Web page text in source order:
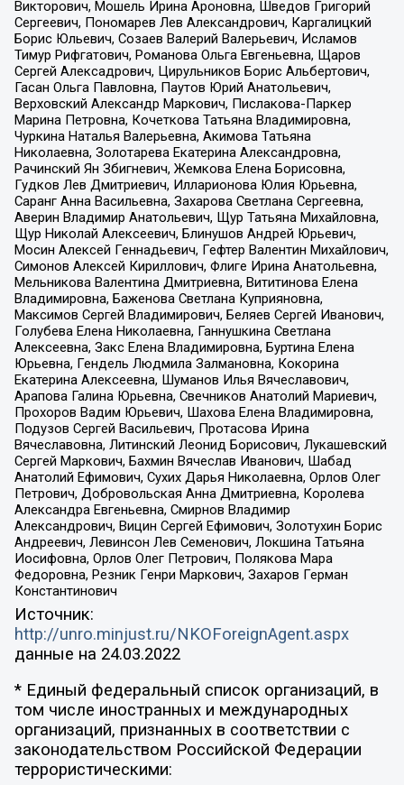
Викторович, Мошель Ирина Ароновна, Шведов Григорий
Сергеевич, Пономарев Лев Александрович, Каргалицкий
Борис Юльевич, Созаев Валерий Валерьевич, Исламов
Тимур Рифгатович, Романова Ольга Евгеньевна, Щаров
Сергей Алексадрович, Цирульников Борис Альбертович,
Гасан Ольга Павловна, Паутов Юрий Анатольевич,
Верховский Александр Маркович, Пислакова-Паркер
Марина Петровна, Кочеткова Татьяна Владимировна,
Чуркина Наталья Валерьевна, Акимова Татьяна
Николаевна, Золотарева Екатерина Александровна,
Рачинский Ян Збигневич, Жемкова Елена Борисовна,
Гудков Лев Дмитриевич, Илларионова Юлия Юрьевна,
Саранг Анна Васильевна, Захарова Светлана Сергеевна,
Аверин Владимир Анатольевич, Щур Татьяна Михайловна,
Щур Николай Алексеевич, Блинушов Андрей Юрьевич,
Мосин Алексей Геннадьевич, Гефтер Валентин Михайлович,
Симонов Алексей Кириллович, Флиге Ирина Анатольевна,
Мельникова Валентина Дмитриевна, Вититинова Елена
Владимировна, Баженова Светлана Куприяновна,
Максимов Сергей Владимирович, Беляев Сергей Иванович,
Голубева Елена Николаевна, Ганнушкина Светлана
Алексеевна, Закс Елена Владимировна, Буртина Елена
Юрьевна, Гендель Людмила Залмановна, Кокорина
Екатерина Алексеевна, Шуманов Илья Вячеславович,
Арапова Галина Юрьевна, Свечников Анатолий Мариевич,
Прохоров Вадим Юрьевич, Шахова Елена Владимировна,
Подузов Сергей Васильевич, Протасова Ирина
Вячеславовна, Литинский Леонид Борисович, Лукашевский
Сергей Маркович, Бахмин Вячеслав Иванович, Шабад
Анатолий Ефимович, Сухих Дарья Николаевна, Орлов Олег
Петрович, Добровольская Анна Дмитриевна, Королева
Александра Евгеньевна, Смирнов Владимир
Александрович, Вицин Сергей Ефимович, Золотухин Борис
Андреевич, Левинсон Лев Семенович, Локшина Татьяна
Иосифовна, Орлов Олег Петрович, Полякова Мара
Федоровна, Резник Генри Маркович, Захаров Герман
Константинович
Источник:
http://unro.minjust.ru/NKOForeignAgent.aspx
данные на 24.03.2022
* Единый федеральный список организаций, в
том числе иностранных и международных
организаций, признанных в соответствии с
законодательством Российской Федерации
террористическими: